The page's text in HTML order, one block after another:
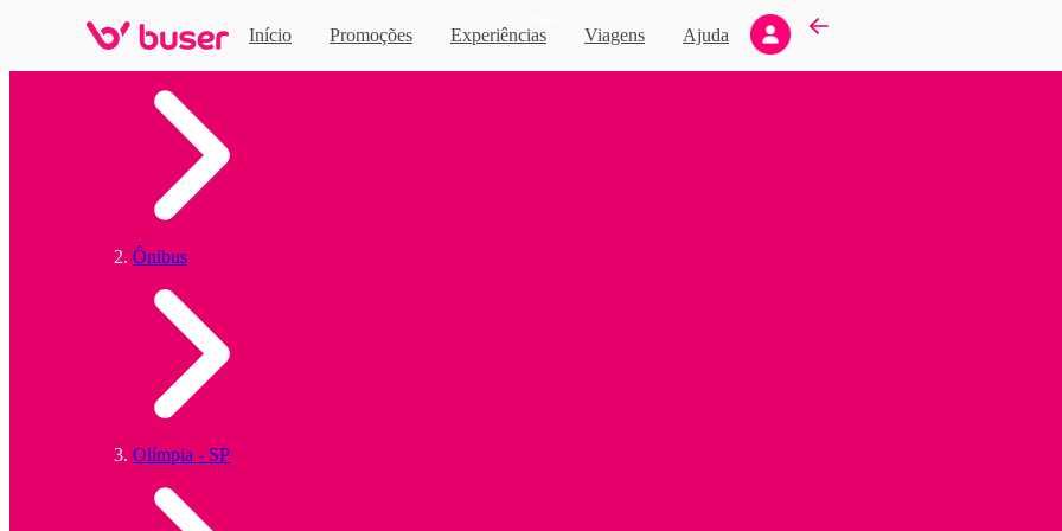
Início Promoções Experiências Viagens Ajuda
Ônibus
Olímpia - SP